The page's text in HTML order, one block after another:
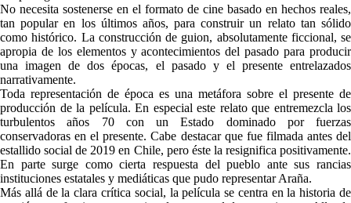
No necesita sostenerse en el formato de cine basado en hechos reales,
tan popular en los últimos años, para construir un relato tan sólido
como histórico. La construcción de guion, absolutamente ficcional, se
apropia de los elementos y acontecimientos del pasado para producir
una imagen de dos épocas, el pasado y el presente entrelazados
narrativamente.
Toda representación de época es una metáfora sobre el presente de
producción de la película. En especial este relato que entremezcla los
turbulentos años 70 con un Estado dominado por fuerzas
conservadoras en el presente. Cabe destacar que fue filmada antes del
estallido social de 2019 en Chile, pero éste la resignifica positivamente.
En parte surge como cierta respuesta del pueblo ante sus rancias
instituciones estatales y mediáticas que pudo representar Araña.
Más allá de la clara crítica social, la película se centra en la historia de